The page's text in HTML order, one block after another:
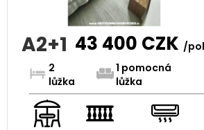
A2+1 43 400 CZK /
2
lůžka
1 pomocná
lůžka